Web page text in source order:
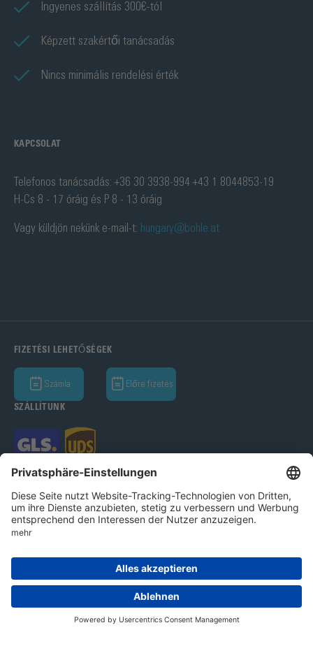
Ingyenes szállítás 300€-tól
Képzett szakértői tanácsadás
Nincs minimális rendelési érték
KAPCSOLAT
Telefonos tanácsadás: +36 30 3938-994 +43 1 8044853-19
H-Cs 8 - 17 óráig és P 8 - 13 óráig
Vagy küldjön nekünk e-mail-t: hungary@bohle.at
FIZETÉSI LEHETŐSÉGEK
Számla Előre fizetés
SZÁLLÍTUNK
Bohle GmbH 2026
Adatvédelmi nyilatkozat
Ált.Üz.Felt.